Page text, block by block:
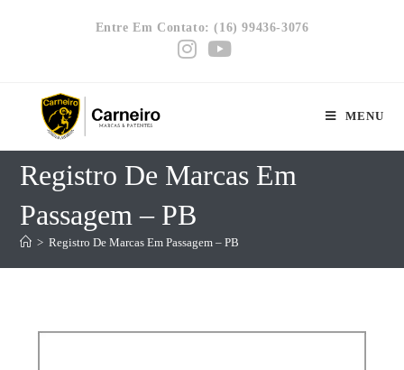
Entre Em Contato: (16) 99436-3076
MENU
Registro De Marcas Em
Passagem – PB
> Registro De Marcas Em Passagem – PB